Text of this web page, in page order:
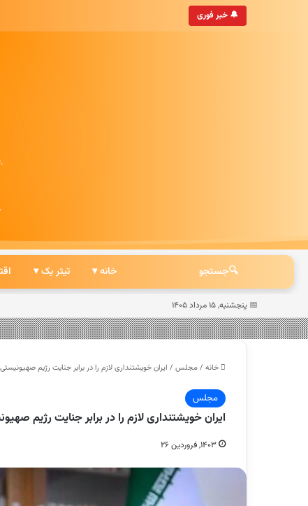
🔔 خبر فوری
• به‌روزترین خبرگزاری ایرانی
🔍جستجو خانه ▾ تیتر یک ▾
📅 پنجشنبه, ۱۵ مرداد ۱۴۰۵
خانه /مجلس / ایران خویشتنداری لازم را در برابر جنایت رژیم
مجلس
ایران خویشتنداری لازم را در برابر جنایت
۱۴۰۳, فروردین ۲۶